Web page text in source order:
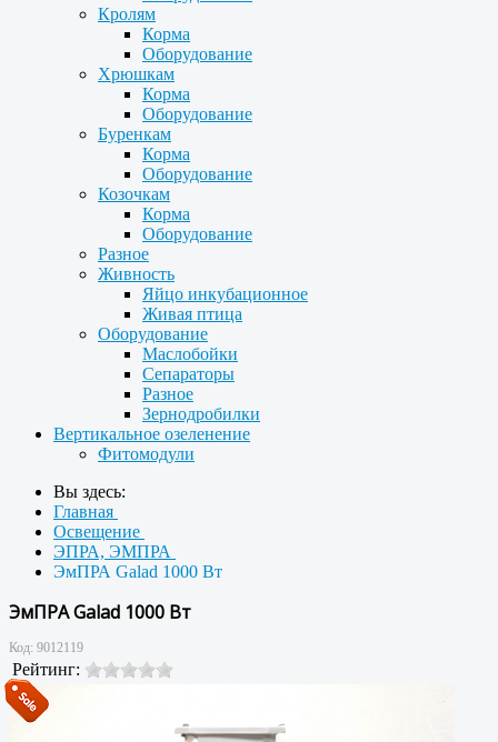
Кролям
Корма
Оборудование
Хрюшкам
Корма
Оборудование
Буренкам
Корма
Оборудование
Козочкам
Корма
Оборудование
Разное
Живность
Яйцо инкубационное
Живая птица
Оборудование
Маслобойки
Сепараторы
Разное
Зернодробилки
Вертикальное озеленение
Фитомодули
Вы здесь:
Главная
Освещение
ЭПРА, ЭМПРА
ЭмПРА Galad 1000 Вт
ЭмПРА Galad 1000 Вт
Код: 9012119
Рейтинг: